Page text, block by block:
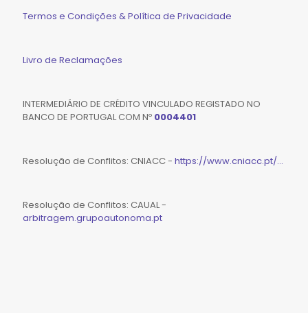
Termos e Condições & Política de Privacidade
Livro de Reclamações
INTERMEDIÁRIO DE CRÉDITO VINCULADO REGISTADO NO
BANCO DE PORTUGAL COM Nº 0004401
Resolução de Conflitos: CNIACC - https://www.cniacc.pt/...
Resolução de Conflitos: CAUAL -
arbitragem.grupoautonoma.pt